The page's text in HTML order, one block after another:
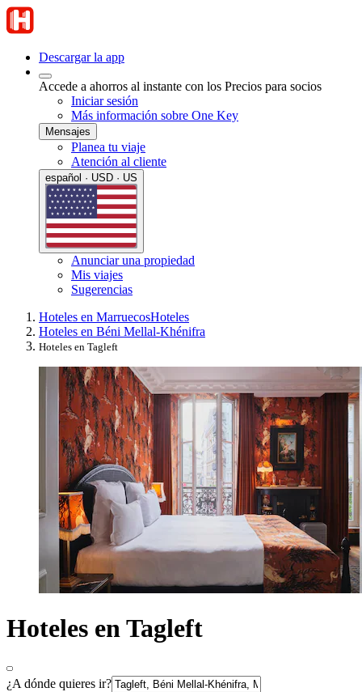
Descargar la app
Accede a ahorros al instante con los Precios para socios
Iniciar sesión
Más información sobre One Key
Mensajes
Planea tu viaje
Atención al cliente
español · USD · US
Anunciar una propiedad
Mis viajes
Sugerencias
Hoteles en MarruecosHoteles
Hoteles en Béni Mellal-Khénifra
Hoteles en Tagleft
Hoteles en Tagleft
¿A dónde quieres ir?